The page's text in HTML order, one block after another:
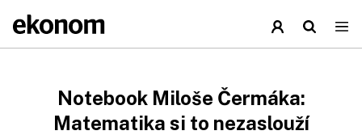
Notebook Miloše Čermáka:
Matematika si to nezaslouží